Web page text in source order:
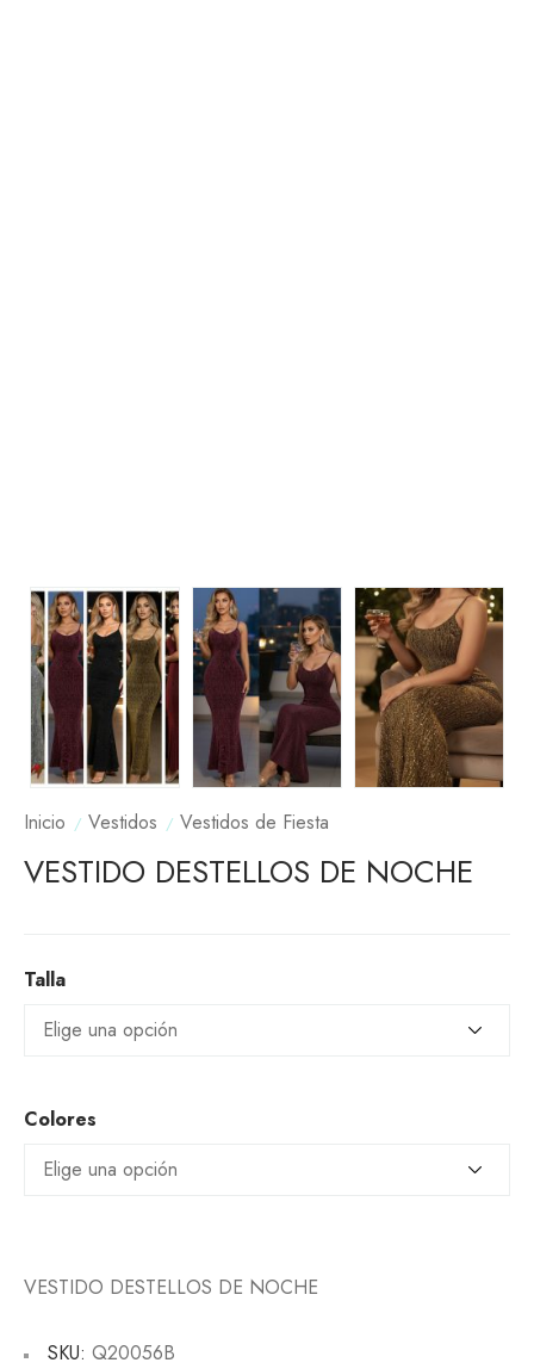
Inicio Vestidos Vestidos de Fiesta
VESTIDO DESTELLOS DE NOCHE
Talla
Colores
VESTIDO DESTELLOS DE NOCHE
SKU: Q20056B